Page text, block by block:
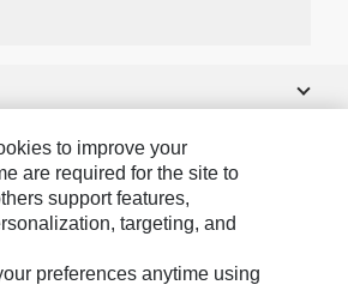
to improve your
are required for the site to
support features,
targeting, and
preferences anytime using